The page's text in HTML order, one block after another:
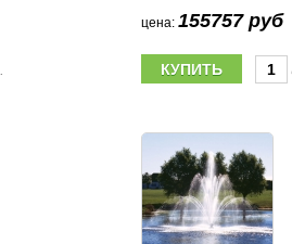
цена: 155757 руб